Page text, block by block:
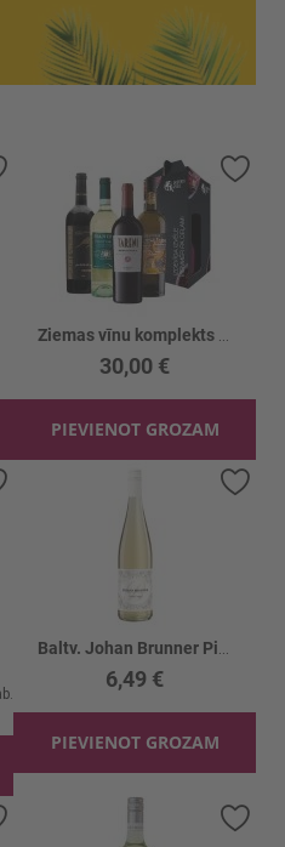
Pievienot vēlmju sarakstam
30,00 €
PIEVIENOT GROZAM
6,49 €
PIEVIENOT GROZAM